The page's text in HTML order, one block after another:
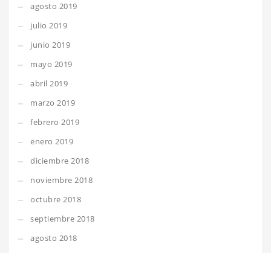
agosto 2019
julio 2019
junio 2019
mayo 2019
abril 2019
marzo 2019
febrero 2019
enero 2019
diciembre 2018
noviembre 2018
octubre 2018
septiembre 2018
agosto 2018